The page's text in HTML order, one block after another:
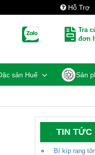
Hỗ Trợ
Tra
đơn
sản Huế Sản
TIN TỨC
Bí kíp rang